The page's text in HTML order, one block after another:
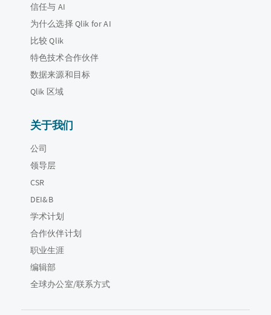
信任与 AI
为什么选择 Qlik for AI
比较 Qlik
特色技术合作伙伴
数据来源和目标
Qlik 区域
关于我们
公司
领导层
CSR
DEI&B
学术计划
合作伙伴计划
职业生涯
编辑部
全球办公室/联系方式